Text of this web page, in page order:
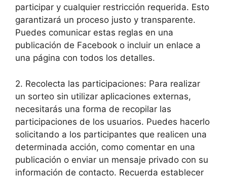
participar y cualquier restricción requerida. Esto
garantizará un proceso justo y transparente.
Puedes comunicar estas reglas en una
publicación de Facebook o incluir un enlace a
una página con todos los detalles.
2. Recolecta las participaciones: Para realizar
un sorteo sin utilizar aplicaciones externas,
necesitarás una forma de recopilar las
participaciones de los usuarios. Puedes hacerlo
solicitando a los participantes que realicen una
determinada acción, como comentar en una
publicación o enviar un mensaje privado con su
información de contacto. Recuerda establecer